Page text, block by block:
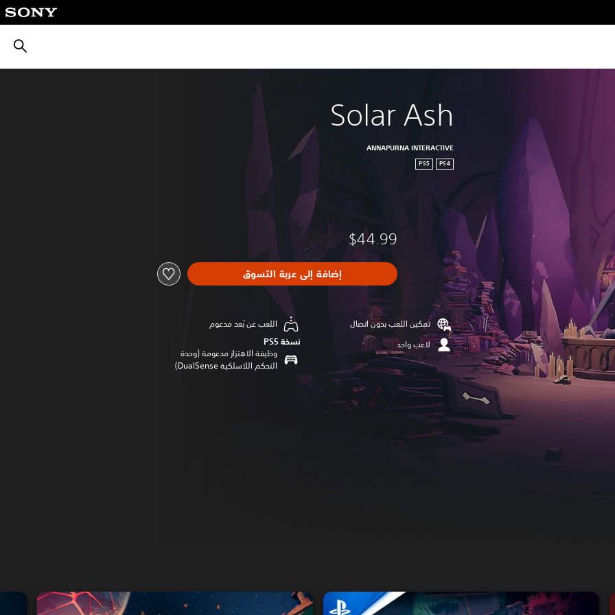
Solar Ash
ANNAPURNA INTERACTIVE
PS4
PS5
$44.99
إضافة إلى عربة التسوق
تمكين اللعب بدون اتصال
لاعب واحد
اللعب عن بُعد مدعوم
نسخة PS5‏
وظيفة الاهتزاز مدعومة (وحدة
التحكم اللاسلكية DualSense‏)